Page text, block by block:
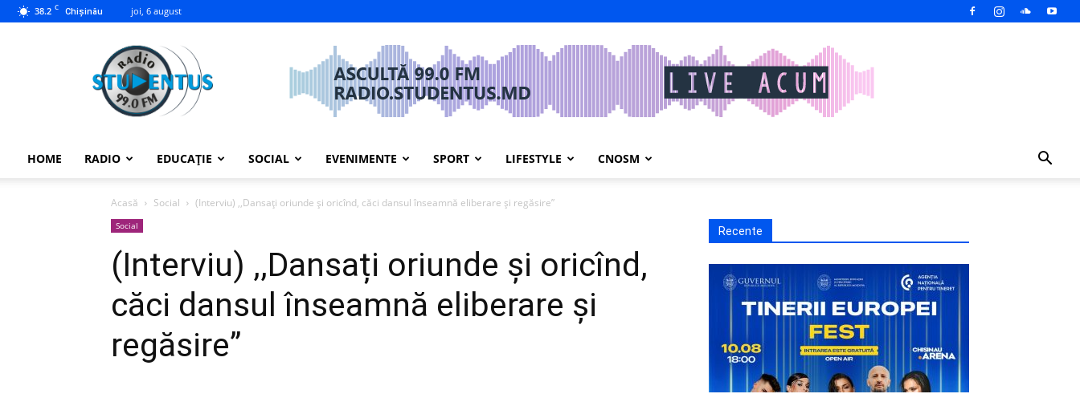
38.2 C Chișinău joi, 6 august
studentus.md
HOME RADIO EDUCAȚIE SOCIAL EVENIMENTE SPORT LIFESTYLE CNOSM
Acasă Social (Interviu) ,,Dansați oriunde și oricînd, căci dansul înseamnă eliberare și regăsire”
Social
(Interviu) ,,Dansați oriunde și oricînd,
căci dansul înseamnă eliberare și
regăsire”
Recente